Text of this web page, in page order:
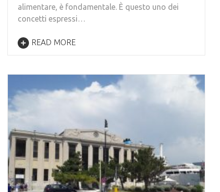
alimentare, è fondamentale. È questo uno dei
concetti espressi…
READ MORE